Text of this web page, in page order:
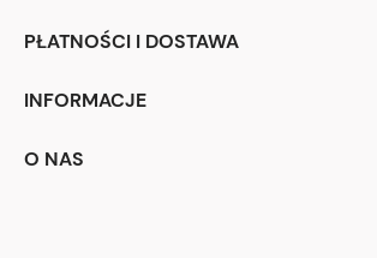
PŁATNOŚCI I DOSTAWA
INFORMACJE
O NAS